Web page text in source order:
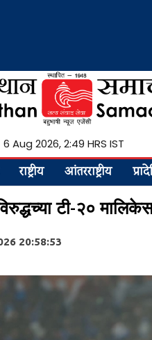
6 Aug 2026, 2:49 HRS IST
राष्ट्रीय आंतरराष्ट्रीय
टी-२०
20:58:53